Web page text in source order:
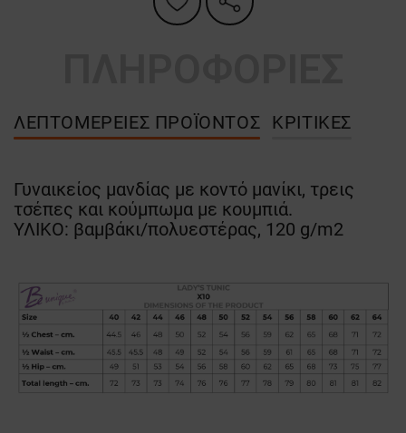
ΛΕΠΤΟΜΈΡΕΙΕΣ ΠΡΟΪΌΝΤΟΣ ΚΡΙΤΙΚΈΣ
Γυναικείος μανδίας με κοντό μανίκι, τρεις
τσέπες και κούμπωμα με κουμπιά.
ΥΛΙΚΟ: βαμβάκι/πολυεστέρας, 120 g/m2